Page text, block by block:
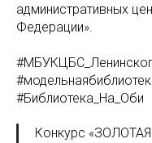
административных
Федерации».
#Библиотека_На_Оби
Конкурс